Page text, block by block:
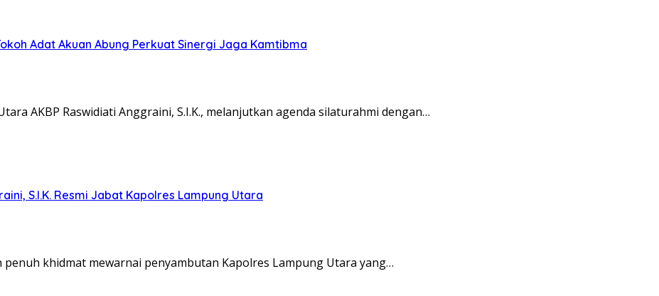
Adat Akuan Abung Perkuat Sinergi Jaga Kamtibma
AKBP Raswidiati Anggraini, S.I.K., melanjutkan agenda silaturahmi dengan…
S.I.K. Resmi Jabat Kapolres Lampung Utara
penuh khidmat mewarnai penyambutan Kapolres Lampung Utara yang…